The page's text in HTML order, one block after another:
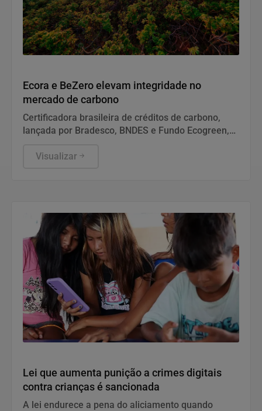
Ecora e BeZero elevam integridade no
mercado de carbono
Certificadora brasileira de créditos de carbono,
lançada por Bradesco, BNDES e Fundo Ecogreen,
especializada em ratings de carbono.
Visualizar
Lei que aumenta punição a crimes digitais
contra crianças é sancionada
A lei endurece a pena do aliciamento quando